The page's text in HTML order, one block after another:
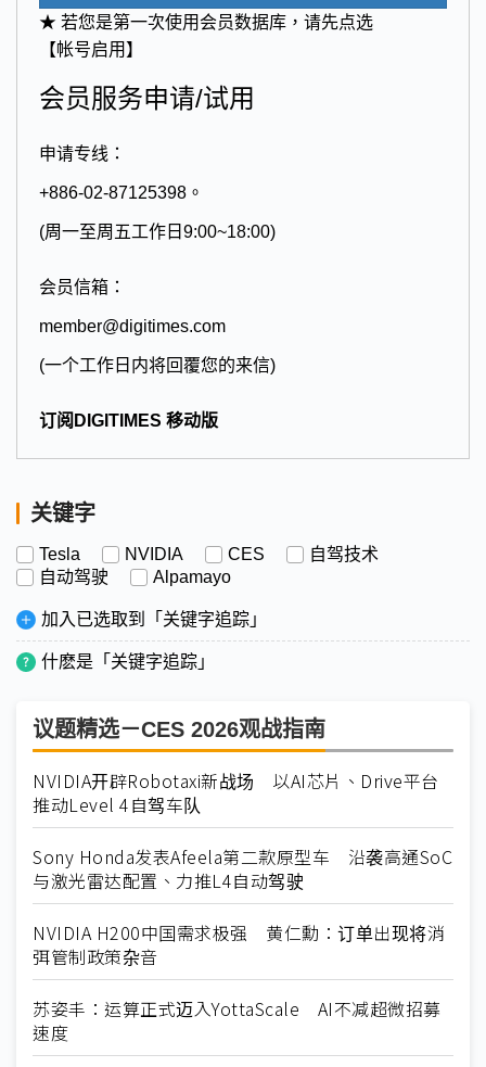
★ 若您是第一次使用会员数据库，请先点选
【帐号启用】
会员服务申请/试用
申请专线：
+886-02-87125398。
(周一至周五工作日9:00~18:00)
会员信箱：
member@digitimes.com
(一个工作日内将回覆您的来信)
订阅DIGITIMES 移动版
关键字
Tesla NVIDIA CES
自驾技术
自动驾驶
Alpamayo
加入已选取到「关键字追踪」
什麽是「关键字追踪」
议题精选－CES 2026观战指南
NVIDIA开辟Robotaxi新战场 以AI芯片、Drive平台
推动Level 4自驾车队
Sony Honda发表Afeela第二款原型车 沿袭高通SoC
与激光雷达配置、力推L4自动驾驶
NVIDIA H200中国需求极强 黄仁勳：订单出现将消
弭管制政策杂音
苏姿丰：运算正式迈入YottaScale AI不减超微招募
速度